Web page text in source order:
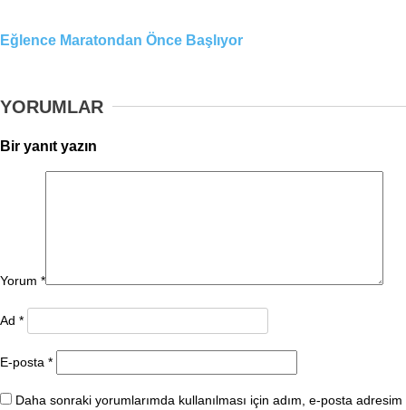
Eğlence Maratondan Önce Başlıyor
YORUMLAR
Bir yanıt yazın
Yorum *
Ad *
E-posta *
Daha sonraki yorumlarımda kullanılması için adım, e-posta adresim